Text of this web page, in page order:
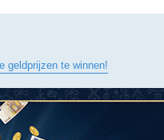
geldprijzen te winnen!